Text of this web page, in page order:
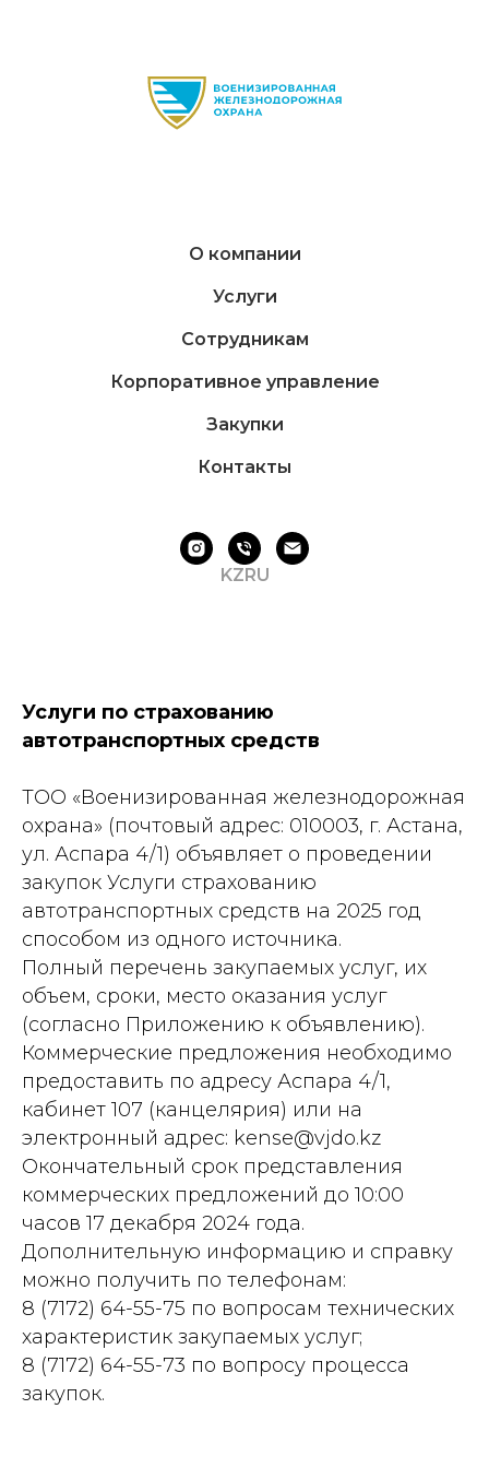
О компании
Услуги
Сотрудникам
Корпоративное управление
Закупки
Контакты
KZ RU
Услуги по страхованию
автотранспортных средств
ТОО «Военизированная железнодорожная
охрана» (почтовый адрес: 010003, г. Астана,
ул. Аспара 4/1) объявляет о проведении
закупок Услуги страхованию
автотранспортных средств на 2025 год
способом из одного источника.
Полный перечень закупаемых услуг, их
объем, сроки, место оказания услуг
(согласно Приложению к объявлению).
Коммерческие предложения необходимо
предоставить по адресу Аспара 4/1,
кабинет 107 (канцелярия) или на
электронный адрес: kense@vjdo.kz
Окончательный срок представления
коммерческих предложений до 10:00
часов 17 декабря 2024 года.
Дополнительную информацию и справку
можно получить по телефонам:
8 (7172) 64-55-75 по вопросам технических
характеристик закупаемых услуг;
8 (7172) 64-55-73 по вопросу процесса
закупок.